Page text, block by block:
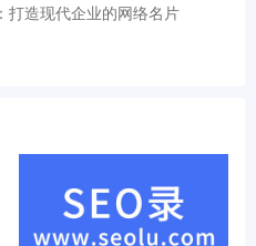
打造现代企业的网络名片